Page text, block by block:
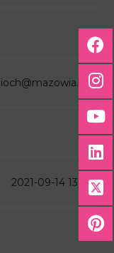
2021-09-14 13:18